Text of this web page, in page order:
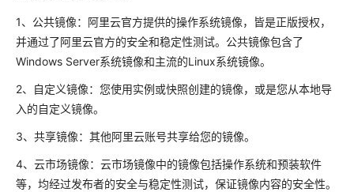
1、公共镜像：阿里云官方提供的操作系统镜像，皆是正版授权，
并通过了阿里云官方的安全和稳定性测试。公共镜像包含了
Windows Server系统镜像和主流的Linux系统镜像。
2、自定义镜像：您使用实例或快照创建的镜像，或是您从本地导
入的自定义镜像。
3、共享镜像：其他阿里云账号共享给您的镜像。
4、云市场镜像：云市场镜像中的镜像包括操作系统和预装软件
等，均经过发布者的安全与稳定性测试，保证镜像内容的安全性。